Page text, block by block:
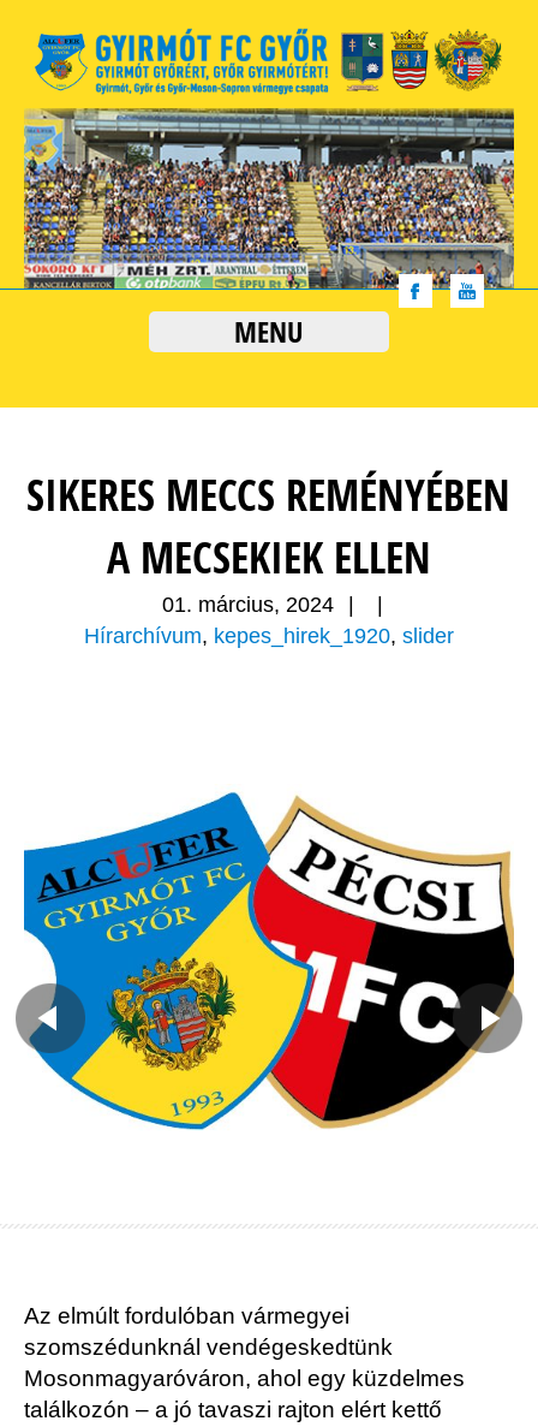
MENU
SIKERES MECCS REMÉNYÉBEN
A MECSEKIEK ELLEN
01. március, 2024
Hírarchívum, kepes_hirek_1920, slider
Az elmúlt fordulóban vármegyei
szomszédunknál vendégeskedtünk
Mosonmagyaróváron, ahol egy küzdelmes
találkozón – a jó tavaszi rajton elért kettő